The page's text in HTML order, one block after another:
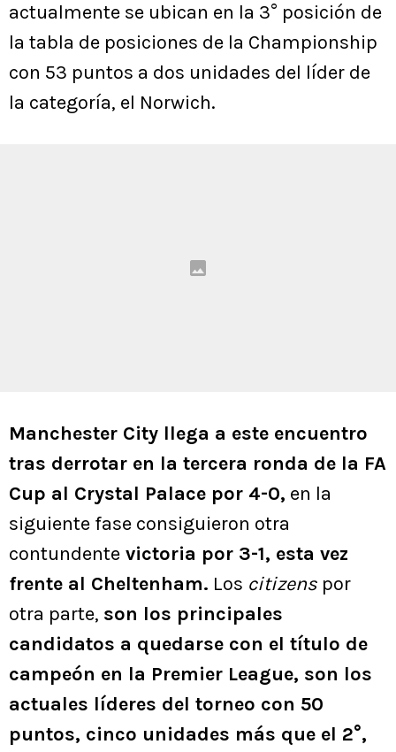
actualmente se ubican en la 3° posición de
la tabla de posiciones de la Championship
con 53 puntos a dos unidades del líder de
la categoría, el Norwich.
Manchester City llega a este encuentro
tras derrotar en la tercera ronda de la FA
Cup al Crystal Palace por 4-0, en la
siguiente fase consiguieron otra
contundente victoria por 3-1, esta vez
frente al Cheltenham. Los citizens por
otra parte, son los principales
candidatos a quedarse con el título de
campeón en la Premier League, son los
actuales líderes del torneo con 50
puntos, cinco unidades más que el 2°,